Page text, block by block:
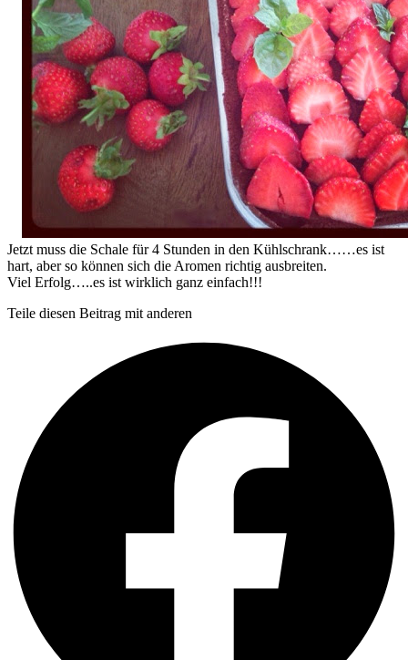
Jetzt muss die Schale für 4 Stunden in den Kühlschrank……es ist
hart, aber so können sich die Aromen richtig ausbreiten.
Viel Erfolg…..es ist wirklich ganz einfach!!!
Teile diesen Beitrag mit anderen